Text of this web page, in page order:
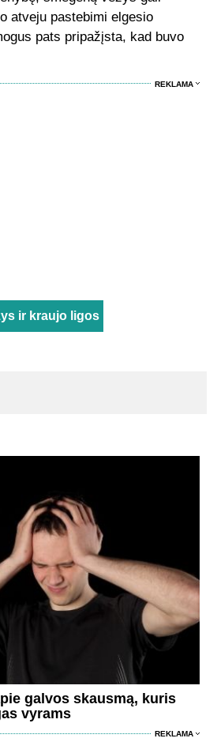
atveju pastebimi elgesio
pats pripažįsta, kad buvo
REKLAMA
ir kraujo ligos
galvos skausmą, kuris
vyrams
REKLAMA